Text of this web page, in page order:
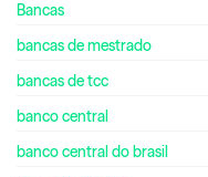
Bancas
bancas de mestrado
bancas de tcc
banco central
banco central do brasil